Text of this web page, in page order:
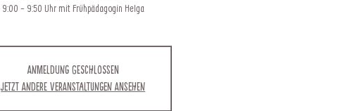
9:00 - 9:50 Uhr mit Frühpädagogin Helga
Anmeldung geschlossen
Jetzt andere Veranstaltungen ansehen